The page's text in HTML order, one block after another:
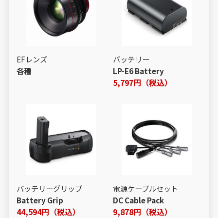
EFレンズ
各種
バッテリー
LP-E6 Battery
5,797円（税込）
バッテリーグリップ
Battery Grip
44,594円（税込）
電源ケーブルセット
DC Cable Pack
9,878円（税込）